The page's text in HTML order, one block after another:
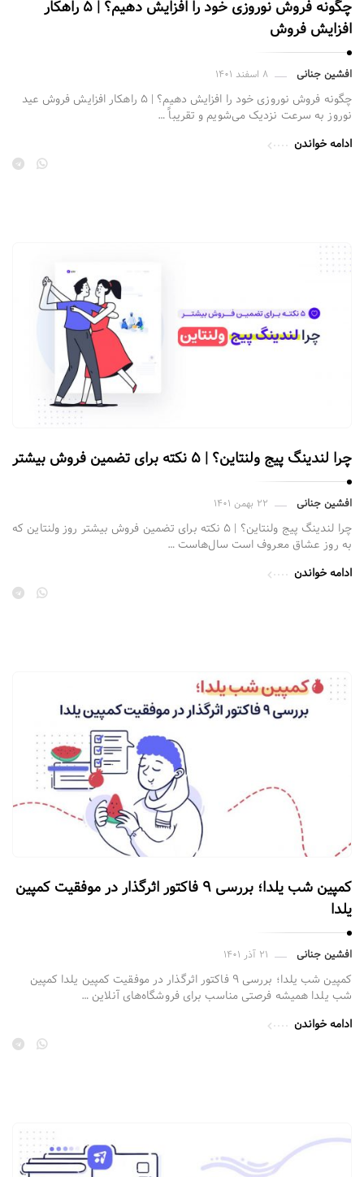
چگونه فروش نوروزی خود را افزایش دهیم؟ | ۵ راهکار
افزایش فروش
افشین جنانی ۸ اسفند ۱۴۰۱
چگونه فروش نوروزی خود را افزایش دهیم؟ | ۵ راهکار افزایش فروش عید
نوروز به سرعت نزدیک می‌شویم و تقریباً …
ادامه خواندن
چرا لندینگ پیج ولنتاین؟ | ۵ نکته‌ برای تضمین فروش بیشتر
افشین جنانی ۲۲ بهمن ۱۴۰۱
چرا لندینگ پیج ولنتاین؟ | ۵ نکته‌ برای تضمین فروش بیشتر روز ولنتاین که
به روز عشاق معروف است سال‌هاست …
ادامه خواندن
کمپین شب یلدا؛ بررسی ۹ فاکتور اثرگذار در موفقیت کمپین
یلدا
افشین جنانی ۲۱ آذر ۱۴۰۱
کمپین شب یلدا؛ بررسی ۹ فاکتور اثرگذار در موفقیت کمپین یلدا کمپین
شب یلدا همیشه فرصتی مناسب برای فروشگاه‌های آنلاین …
ادامه خواندن